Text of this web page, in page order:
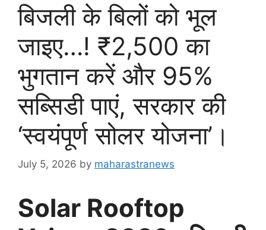
बिजली के बिलों को भूल
जाइए…! ₹2,500 का
भुगतान करें और 95%
सब्सिडी पाएं, सरकार की
‘स्वयंपूर्ण सोलर योजना’।
July 5, 2026 by maharastranews
Solar Rooftop